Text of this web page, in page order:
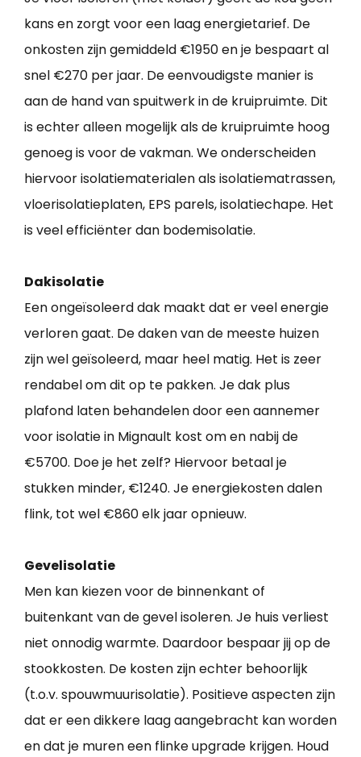
kans en zorgt voor een laag energietarief. De
onkosten zijn gemiddeld €1950 en je bespaart al
snel €270 per jaar. De eenvoudigste manier is
aan de hand van spuitwerk in de kruipruimte. Dit
is echter alleen mogelijk als de kruipruimte hoog
genoeg is voor de vakman. We onderscheiden
hiervoor isolatiematerialen als isolatiematrassen,
vloerisolatieplaten, EPS parels, isolatiechape. Het
is veel efficiënter dan bodemisolatie.
Dakisolatie
Een ongeïsoleerd dak maakt dat er veel energie
verloren gaat. De daken van de meeste huizen
zijn wel geïsoleerd, maar heel matig. Het is zeer
rendabel om dit op te pakken. Je dak plus
plafond laten behandelen door een aannemer
voor isolatie in Mignault kost om en nabij de
€5700. Doe je het zelf? Hiervoor betaal je
stukken minder, €1240. Je energiekosten dalen
flink, tot wel €860 elk jaar opnieuw.
Gevelisolatie
Men kan kiezen voor de binnenkant of
buitenkant van de gevel isoleren. Je huis verliest
niet onnodig warmte. Daardoor bespaar jij op de
stookkosten. De kosten zijn echter behoorlijk
(t.o.v. spouwmuurisolatie). Positieve aspecten zijn
dat er een dikkere laag aangebracht kan worden
en dat je muren een flinke upgrade krijgen. Houd